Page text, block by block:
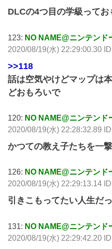
DLCの4つ目の学級ってお
123: NO NAME@ニンテンド
2020/08/19(水) 22:29:00.30
>>118
話は空気やけどマップは
どおもろいで
120: NO NAME@ニンテンド
2020/08/19(水) 22:28:32.89
かつての教え子たちを一
126: NO NAME@ニンテンド
2020/08/19(水) 22:29:13.14
引きこもってたい人生だ
131: NO NAME@ニンテンド
2020/08/19(水) 22:29:42.20